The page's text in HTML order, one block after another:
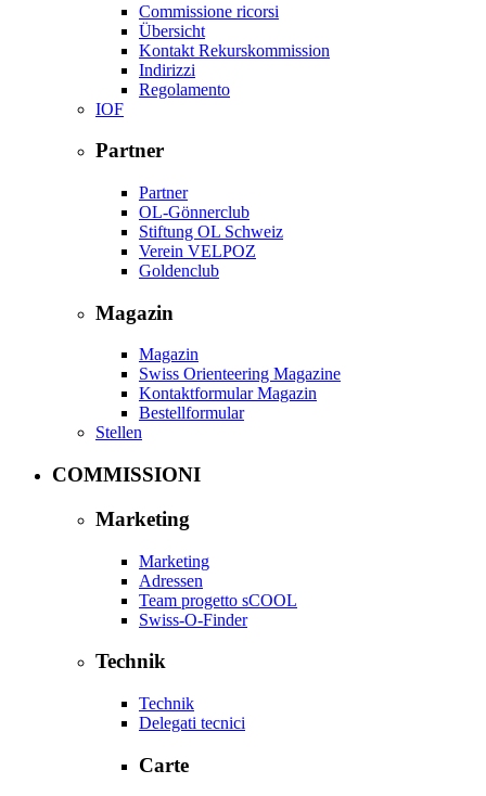
Commissione ricorsi
Übersicht
Kontakt Rekurskommission
Indirizzi
Regolamento
IOF
Partner
Partner
OL-Gönnerclub
Stiftung OL Schweiz
Verein VELPOZ
Goldenclub
Magazin
Magazin
Swiss Orienteering Magazine
Kontaktformular Magazin
Bestellformular
Stellen
COMMISSIONI
Marketing
Marketing
Adressen
Team progetto sCOOL
Swiss-O-Finder
Technik
Technik
Delegati tecnici
Carte